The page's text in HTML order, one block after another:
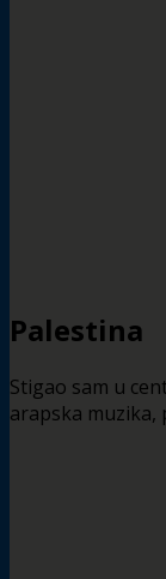
Palestina
Stigao sam u
arapska muzika,